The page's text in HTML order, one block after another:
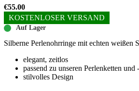
€55.00
KOSTENLOSER VERSAND
Auf Lager
Silberne Perlenohrringe mit echten weißen
elegant, zeitlos
passend zu unseren Perlenketten und
stilvolles Design